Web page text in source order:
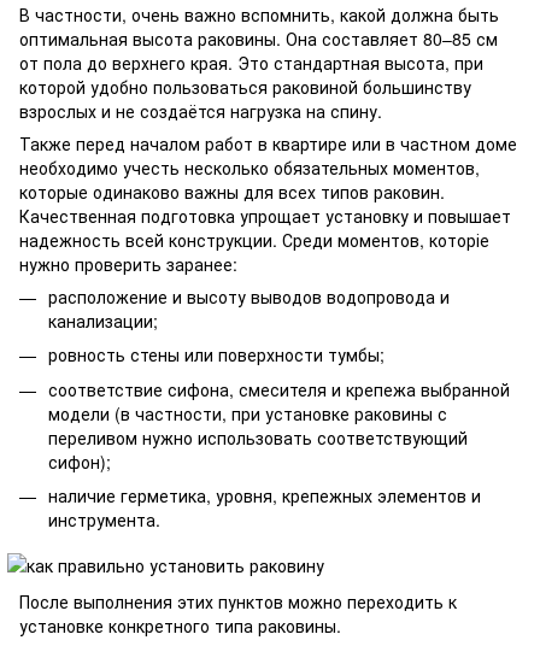
В частности, очень важно вспомнить, какой должна быть
оптимальная высота раковины. Она составляет 80–85 см
от пола до верхнего края. Это стандартная высота, при
которой удобно пользоваться раковиной большинству
взрослых и не создаётся нагрузка на спину.
Также перед началом работ в квартире или в частном доме
необходимо учесть несколько обязательных моментов,
которые одинаково важны для всех типов раковин.
Качественная подготовка упрощает установку и повышает
надежность всей конструкции. Среди моментов, которіе
нужно проверить заранее:
расположение и высоту выводов водопровода и
канализации;
ровность стены или поверхности тумбы;
соответствие сифона, смесителя и крепежа выбранной
модели (в частности, при установке раковины с
переливом нужно использовать соответствующий
сифон);
наличие герметика, уровня, крепежных элементов и
инструмента.
После выполнения этих пунктов можно переходить к
установке конкретного типа раковины.